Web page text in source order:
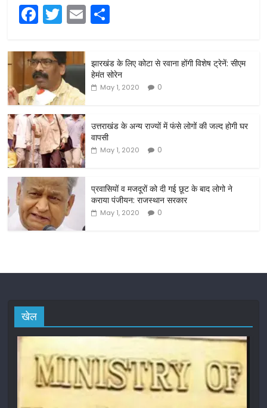
F
a
c
e
b
o
o
k
T
w
itt
er
E
m
ar
e
झारखंड के लिए कोटा से रवाना होंगी विशेष ट्रेनें: सीएम
हेमंत सोरेन
May 1, 2020 0
उत्तराखंड के अन्य राज्यों में फंसे लोगों की जल्द होगी घर
वापसी
May 1, 2020 0
प्रवासियों व मजदूरों को दी गई छूट के बाद लोगो ने
कराया पंजीयन: राजस्थान सरकार
May 1, 2020 0
खेल